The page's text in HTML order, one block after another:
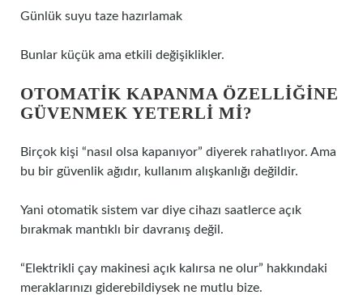
Günlük suyu taze hazırlamak
Bunlar küçük ama etkili değişiklikler.
OTOMATIK KAPANMA ÖZELLIĞINE
GÜVENMEK YETERLI MI?
Birçok kişi “nasıl olsa kapanıyor” diyerek rahatlıyor. Ama
bu bir güvenlik ağıdır, kullanım alışkanlığı değildir.
Yani otomatik sistem var diye cihazı saatlerce açık
bırakmak mantıklı bir davranış değil.
“Elektrikli çay makinesi açık kalırsa ne olur” hakkındaki
meraklarınızı giderebildiysek ne mutlu bize.